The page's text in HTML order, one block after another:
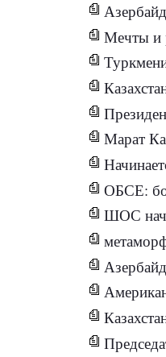
Мечты и
Казахстан
Марат
ОБСЕ:
ШОС
Председатель